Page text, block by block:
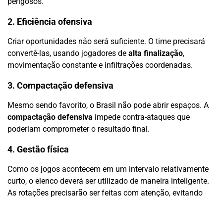
2. Eficiência ofensiva
Criar oportunidades não será suficiente. O time precisará
convertê-las, usando jogadores de alta finalização,
movimentação constante e infiltrações coordenadas.
3. Compactação defensiva
Mesmo sendo favorito, o Brasil não pode abrir espaços. A
compactação defensiva impede contra-ataques que
poderiam comprometer o resultado final.
4. Gestão física
Como os jogos acontecem em um intervalo relativamente
curto, o elenco deverá ser utilizado de maneira inteligente.
As rotações precisarão ser feitas com atenção, evitando